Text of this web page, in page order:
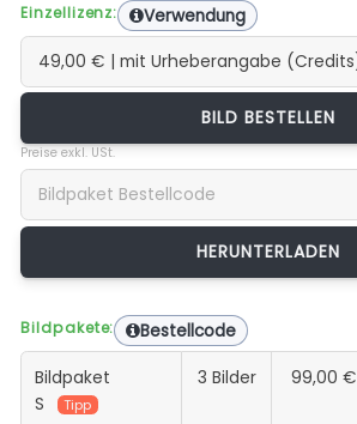
Einzellizenz: Verwendung
BILD BESTELLEN
Preise exkl. USt.
Bildpakete: Bestellcode
Bildpaket
S
Tipp
3 Bilder 99,00 €